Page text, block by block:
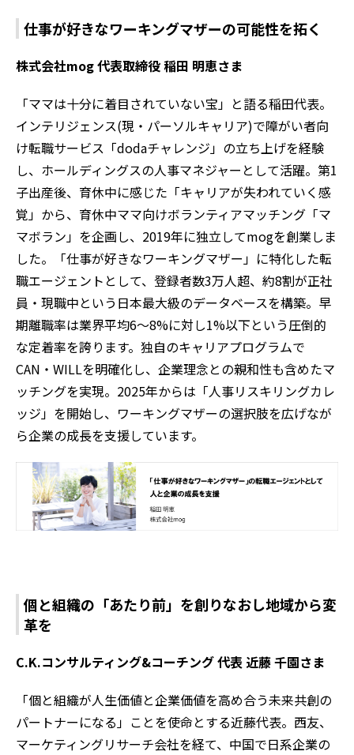
仕事が好きなワーキングマザーの可能性を拓く
株式会社mog 代表取締役 稲田 明恵さま
「ママは十分に着目されていない宝」と語る稲田代表。
インテリジェンス(現・パーソルキャリア)で障がい者向
け転職サービス「dodaチャレンジ」の立ち上げを経験
し、ホールディングスの人事マネジャーとして活躍。第1
子出産後、育休中に感じた「キャリアが失われていく感
覚」から、育休中ママ向けボランティアマッチング「マ
マボラン」を企画し、2019年に独立してmogを創業しま
した。「仕事が好きなワーキングマザー」に特化した転
職エージェントとして、登録者数3万人超、約8割が正社
員・現職中という日本最大級のデータベースを構築。早
期離職率は業界平均6〜8%に対し1%以下という圧倒的
な定着率を誇ります。独自のキャリアプログラムで
CAN・WILLを明確化し、企業理念との親和性も含めたマ
ッチングを実現。2025年からは「人事リスキリングカレ
ッジ」を開始し、ワーキングマザーの選択肢を広げなが
ら企業の成長を支援しています。
個と組織の「あたり前」を創りなおし地域から変
革を
C.K.コンサルティング&コーチング 代表 近藤 千園さま
「個と組織が人生価値と企業価値を高め合う未来共創の
パートナーになる」ことを使命とする近藤代表。西友、
マーケティングリサーチ会社を経て、中国で日系企業の